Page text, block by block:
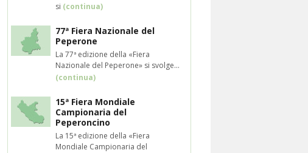
si (continua)
77ª Fiera Nazionale del
Peperone
La 77ª edizione della «Fiera
Nazionale del Peperone» si svolge...
(continua)
15ª Fiera Mondiale
Campionaria del
Peperoncino
La 15ª edizione della «Fiera
Mondiale Campionaria del